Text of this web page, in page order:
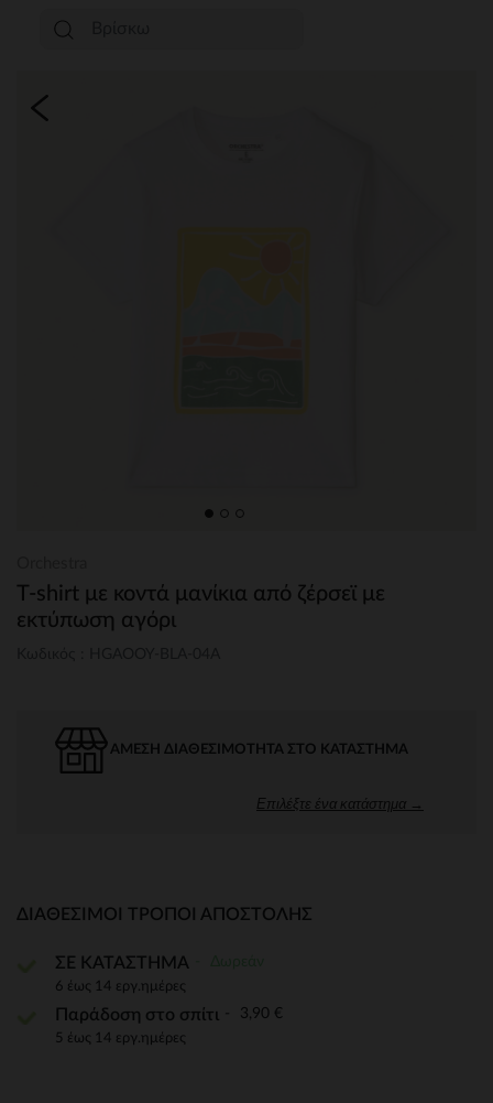
T-shirt με κοντά μανίκια από ζέρσεϊ με
εκτύπωση αγόρι
ΆΜΕΣΗ ΔΙΑΘΕΣΙΜΌΤΗΤΑ ΣΤΟ ΚΑΤΆΣΤΗΜΑ
Επιλέξτε ένα κατάστημα →
ΔΙΑΘΈΣΙΜΟΙ ΤΡΌΠΟΙ ΑΠΟΣΤΟΛΉΣ
ΣΕ ΚΑΤΑΣΤΗΜΑ
6 έως 14 εργ.ημέρες
Παράδοση στο σπίτι 3,90 €
5 έως 14 εργ.ημέρες